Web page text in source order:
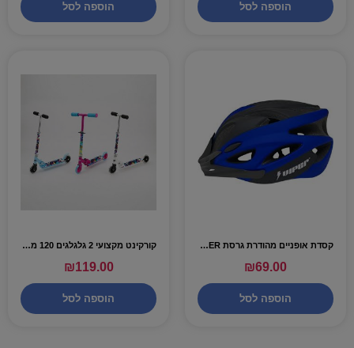
הוספה לסל הוספה לסל
קסדת אופניים מהודרת גרסת NEON – VIPER
₪69.00
הוספה לסל
קורקינט מקצועי 2 גלגלגים 120 מ"מ -DERBY
₪119.00
הוספה לסל